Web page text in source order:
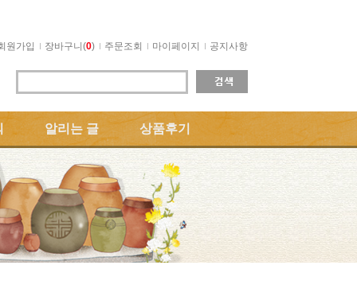
원가입 장바구니(0) 주문조회 마이페이지 공지사항
알리는 글 상품후기